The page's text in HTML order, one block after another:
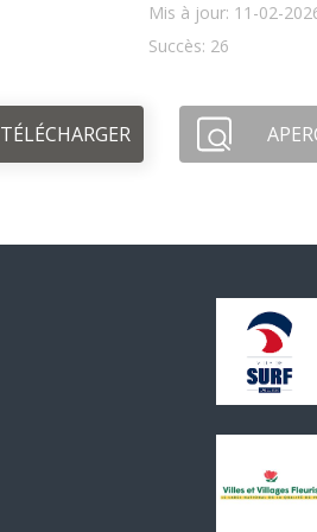
Mis à jour: 11-02-
Succès: 26
TÉLÉCHARGER